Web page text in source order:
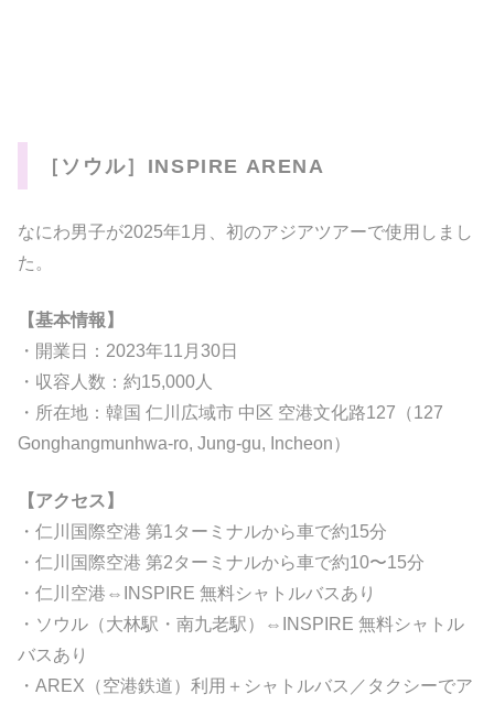
［ソウル］INSPIRE ARENA
なにわ男子が2025年1月、初のアジアツアーで使用しまし
た。
【基本情報】
・開業日：2023年11月30日
・収容人数：約15,000人
・所在地：韓国 仁川広域市 中区 空港文化路127（127
Gonghangmunhwa-ro, Jung-gu, Incheon）
【アクセス】
・仁川国際空港 第1ターミナルから車で約15分
・仁川国際空港 第2ターミナルから車で約10〜15分
・仁川空港⇔INSPIRE 無料シャトルバスあり
・ソウル（大林駅・南九老駅）⇔INSPIRE 無料シャトル
バスあり
・AREX（空港鉄道）利用＋シャトルバス／タクシーでア